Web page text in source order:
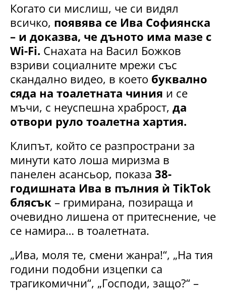
Когато си мислиш, че си видял
всичко, появява се Ива Софиянска
– и доказва, че дъното има мазе с
Wi-Fi. Снахата на Васил Божков
взриви социалните мрежи със
скандално видео, в което буквално
сяда на тоалетната чиния и се
мъчи, с неуспешна храброст, да
отвори руло тоалетна хартия.
Клипът, който се разпространи за
минути като лоша миризма в
панелен асансьор, показа 38-
годишната Ива в пълния ѝ TikTok
блясък – гримирана, позираща и
очевидно лишена от притеснение, че
се намира… в тоалетната.
„Ива, моля те, смени жанра!“, „На тия
години подобни изцепки са
трагикомични“, „Господи, защо?“ –